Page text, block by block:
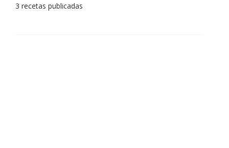
3 recetas publicadas